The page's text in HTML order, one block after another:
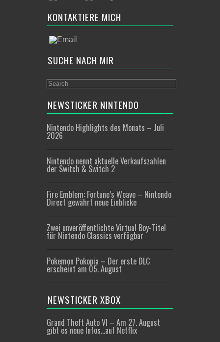
KONTAKTIERE MICH
SUCHE NACH MIR
NEWSTICKER NINTENDO
Nintendo Highlights des Monats – Juli
2026
Nintendo nennt aktuelle Verkaufszahlen
der Switch & Switch 2
Fire Emblem: Fortune’s Weave – Nintendo
Direct gewährt neue Einblicke
Zwei unveröffentlichte Virtual Boy-Titel
für Nintendo Classics verfügbar
Pokemon Pokopia – Der erste DLC
erscheint am 05. August
NEWSTICKER XBOX
Grand Theft Auto VI – Am 27. August
gibt es neue Infos…auf Netflix